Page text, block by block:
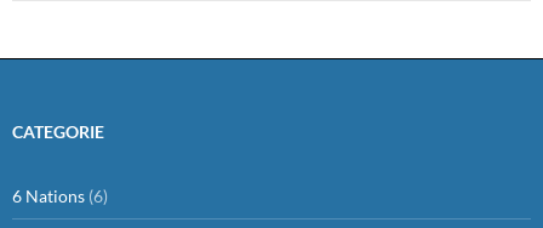
CATEGORIE
6 Nations (6)